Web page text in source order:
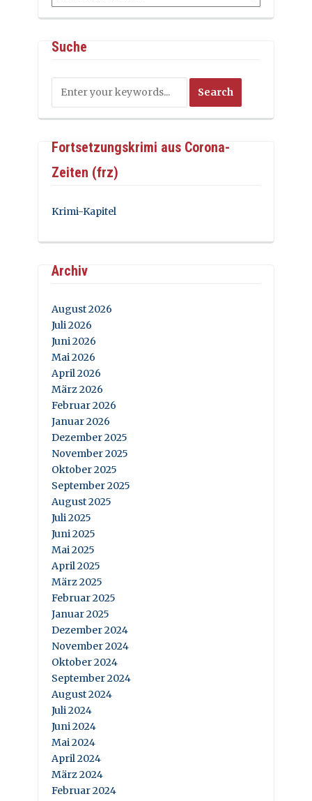
Suche
Fortsetzungskrimi aus Corona-
Zeiten (frz)
Krimi-Kapitel
Archiv
August 2026
Juli 2026
Juni 2026
Mai 2026
April 2026
März 2026
Februar 2026
Januar 2026
Dezember 2025
November 2025
Oktober 2025
September 2025
August 2025
Juli 2025
Juni 2025
Mai 2025
April 2025
März 2025
Februar 2025
Januar 2025
Dezember 2024
November 2024
Oktober 2024
September 2024
August 2024
Juli 2024
Juni 2024
Mai 2024
April 2024
März 2024
Februar 2024